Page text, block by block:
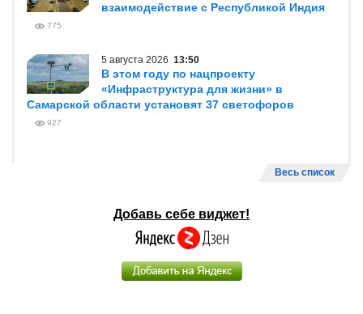
взаимодействие с Республикой Индия
775
5 августа 2026 13:50
В этом году по нацпроекту
«Инфраструктура для жизни» в
Самарской области установят 37 светофоров
927
Весь список
Добавь себе виджет!